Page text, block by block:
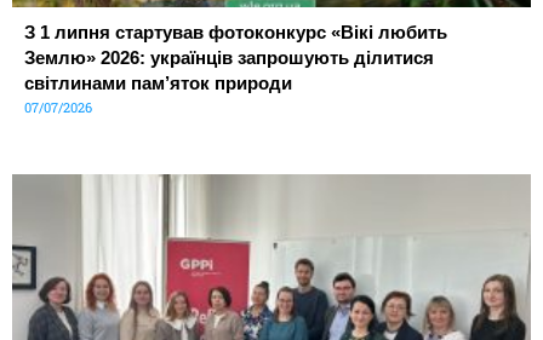
З 1 липня стартував фотоконкурс «Вікі любить
Землю» 2026: українців запрошують ділитися
світлинами пам’яток природи
07/07/2026